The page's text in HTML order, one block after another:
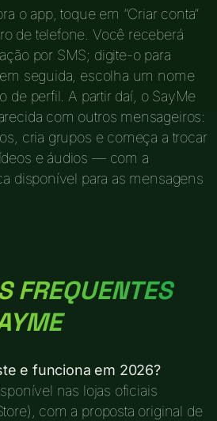
o app, toque em “Criar conta”
de telefone. Você receberá
por SMS; digite-o para
seguida, escolha um nome
de perfil. A partir daí, o SayMe
com outros mensageiros:
cria grupos e começa a trocar
e áudios — com a
disponível para as mensagens
FREQUENTES
e funciona em 2026?
nas lojas oficiais
com a proposta original de